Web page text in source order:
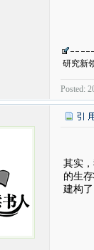
研究新
Posted:
其实
的生
建构